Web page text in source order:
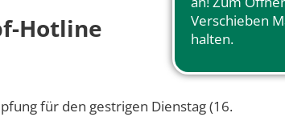
Hotline
für den gestrigen Dienstag (16.